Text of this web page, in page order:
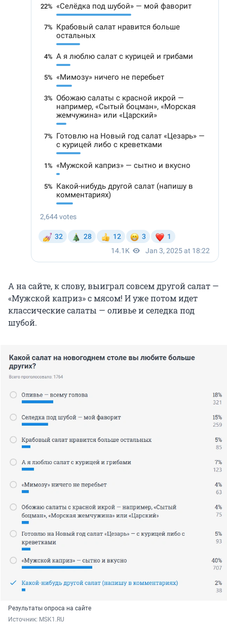
А на сайте, к слову, выиграл совсем другой салат —
«Мужской каприз» с мясом! И уже потом идет
классические салаты — оливье и селедка под
шубой.
Результаты опроса на сайте
Источник: MSK1.RU